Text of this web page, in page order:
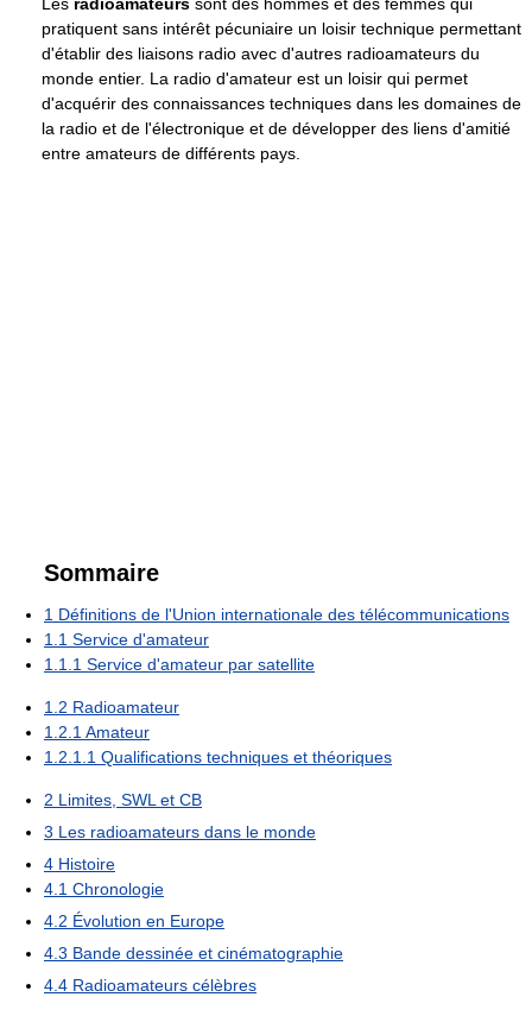
pratiquent sans intérêt pécuniaire un loisir technique permettant
d'établir des liaisons radio avec d'autres radioamateurs du
monde entier. La radio d'amateur est un loisir qui permet
d'acquérir des connaissances techniques dans les domaines de
la radio et de l'électronique et de développer des liens d'amitié
entre amateurs de différents pays.
Sommaire
1 Définitions de l'Union internationale des télécommunications
1.1 Service d'amateur
1.1.1 Service d'amateur par satellite
1.2 Radioamateur
1.2.1 Amateur
1.2.1.1 Qualifications techniques et théoriques
2 Limites, SWL et CB
3 Les radioamateurs dans le monde
4 Histoire
4.1 Chronologie
4.2 Évolution en Europe
4.3 Bande dessinée et cinématographie
4.4 Radioamateurs célèbres